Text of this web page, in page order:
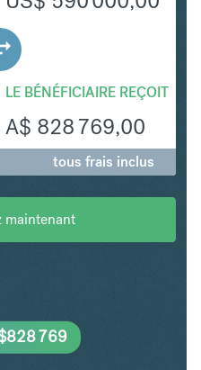
LE BÉNÉFICIAIRE REÇOIT
A$ 828 769,00
tous frais inclus
maintenant
828 769